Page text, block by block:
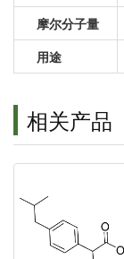
摩尔分子量
用途
相关产品